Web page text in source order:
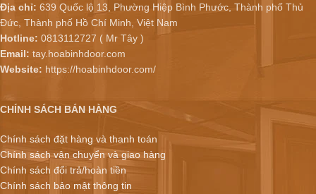
Địa chỉ: 639 Quốc lộ 13, Phường Hiệp Bình Phước, Thành phố Thủ
Đức, Thành phố Hồ Chí Minh, Việt Nam
Hotline: 0813112727 ( Mr Tây )
Email: tay.hoabinhdoor.com
Website: https://hoabinhdoor.com/
CHÍNH SÁCH BÁN HÀNG
Chính sách đặt hàng và thanh toán
Chính sách vận chuyển và giao hàng
Chính sách đổi trả/hoàn tiền
Chính sách bảo mật thông tin